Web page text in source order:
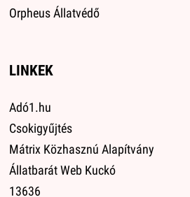
Orpheus Állatvédő
LINKEK
Adó1.hu
Csokigyűjtés
Mátrix Közhasznú Alapítvány
Állatbarát Web Kuckó
13636